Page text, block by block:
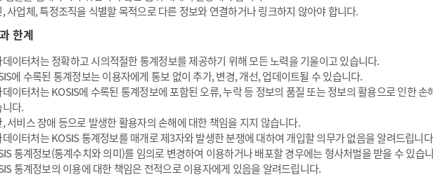
, 사업체, 특정조직을 식별할 목적으로 다른 정보와 연결하거나 링크하지 않아야 합니다.
한계
이터처는 정확하고 시의적절한 통계정보를 제공하기 위해 모든 노력을 기울이고 있습니다.
에 수록된 통계정보는 이용자에게 통보 없이 추가, 변경, 개선, 업데이트될 수 있습니다.
이터처는 KOSIS에 수록된 통계정보에 포함된 오류, 누락 등 정보의 품질 또는 정보의 활용으로 인한 손
다.
서비스 장애 등으로 발생한 활용자의 손해에 대한 책임을 지지 않습니다.
이터처는 KOSIS 통계정보를 매개로 제3자와 발생한 분쟁에 대하여 개입할 의무가 없음을 알려드립니
통계정보(통계수치와 의미)를 임의로 변경하여 이용하거나 배포할 경우에는 형사처벌을 받을 수 있습
통계정보의 이용에 대한 책임은 전적으로 이용자에게 있음을 알려드립니다.